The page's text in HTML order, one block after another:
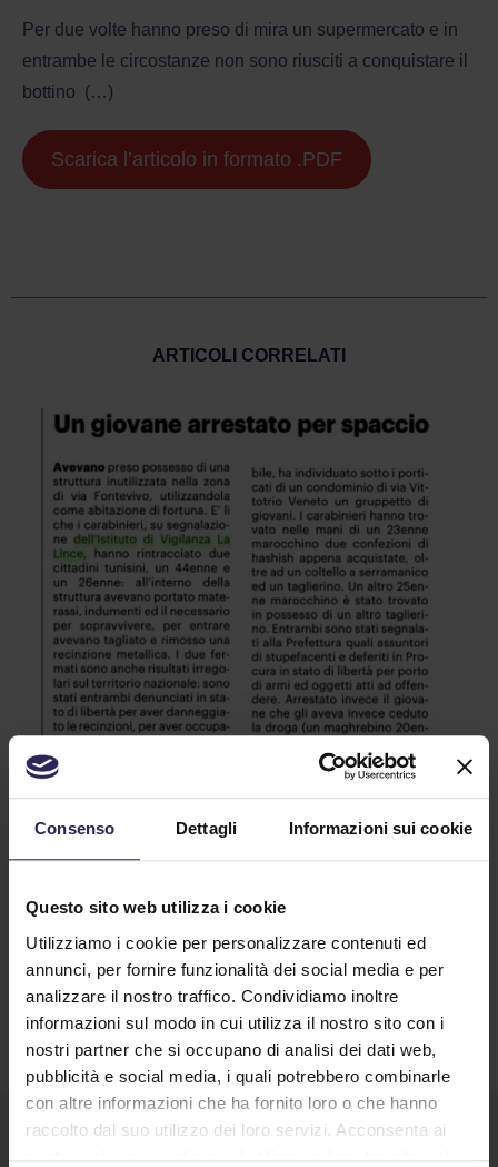
Consenso Dettagli Informazioni sui cookie
Questo sito web utilizza i cookie
Utilizziamo i cookie per personalizzare contenuti ed
annunci, per fornire funzionalità dei social media e per
analizzare il nostro traffico. Condividiamo inoltre
informazioni sul modo in cui utilizza il nostro sito con i
nostri partner che si occupano di analisi dei dati web,
pubblicità e social media, i quali potrebbero combinarle
con altre informazioni che ha fornito loro o che hanno
raccolto dal suo utilizzo dei loro servizi. Acconsenta ai
Per due volte hanno preso di mira un supermercato e in
entrambe le circostanze non sono riusciti a conquistare il
bottino (…)
Scarica l’articolo in formato .PDF
ARTICOLI CORRELATI
Blitz dei carabinieri in via Veneto.
Un giovane arrestato per spaccio
dell'istituto di vigilanza La Lince, hanno rintracciato
Continua a Leggere